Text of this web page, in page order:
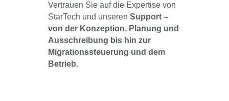
Vertrauen Sie auf die Expertise von
StarTech und unseren Support –
von der Konzeption, Planung und
Ausschreibung bis hin zur
Migrationssteuerung und dem
Betrieb.